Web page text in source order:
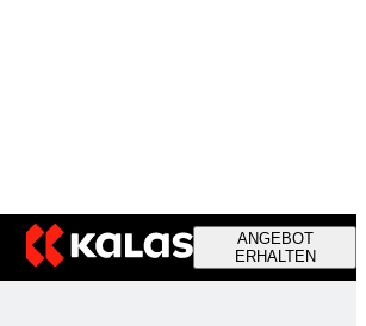
ANGEBOT
ERHALTEN